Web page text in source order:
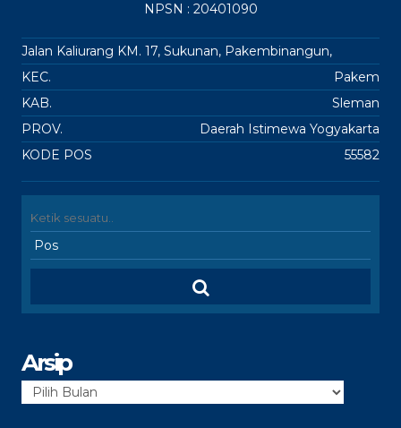
NPSN : 20401090
Jalan Kaliurang KM. 17, Sukunan, Pakembinangun,
KEC.
Pakem
KAB.
Sleman
PROV.
Daerah Istimewa Yogyakarta
KODE POS
55582
Arsip
Arsip